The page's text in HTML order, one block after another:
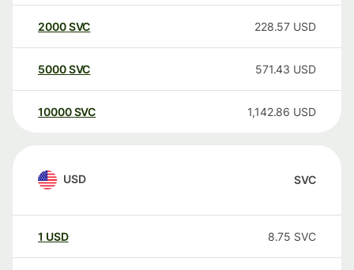
2000SVC 228.57 USD
5000SVC 571.43 USD
10000 SVC 1,142.86 USD
USD SVC
1 USD 8.75 SVC